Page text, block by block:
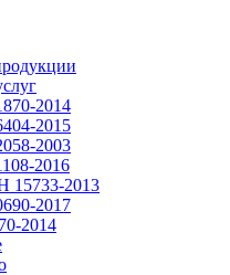
2014
2015
2003
2016
2013
2017
2014